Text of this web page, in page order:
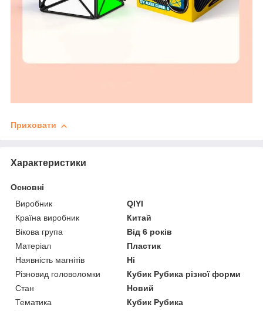
Приховати
Характеристики
Основні
Виробник
QIYI
Країна виробник
Китай
Вікова група
Від 6 років
Матеріал
Пластик
Наявність магнітів
Ні
Різновид головоломки
Кубик Рубика різної форми
Стан
Новий
Тематика
Кубик Рубика